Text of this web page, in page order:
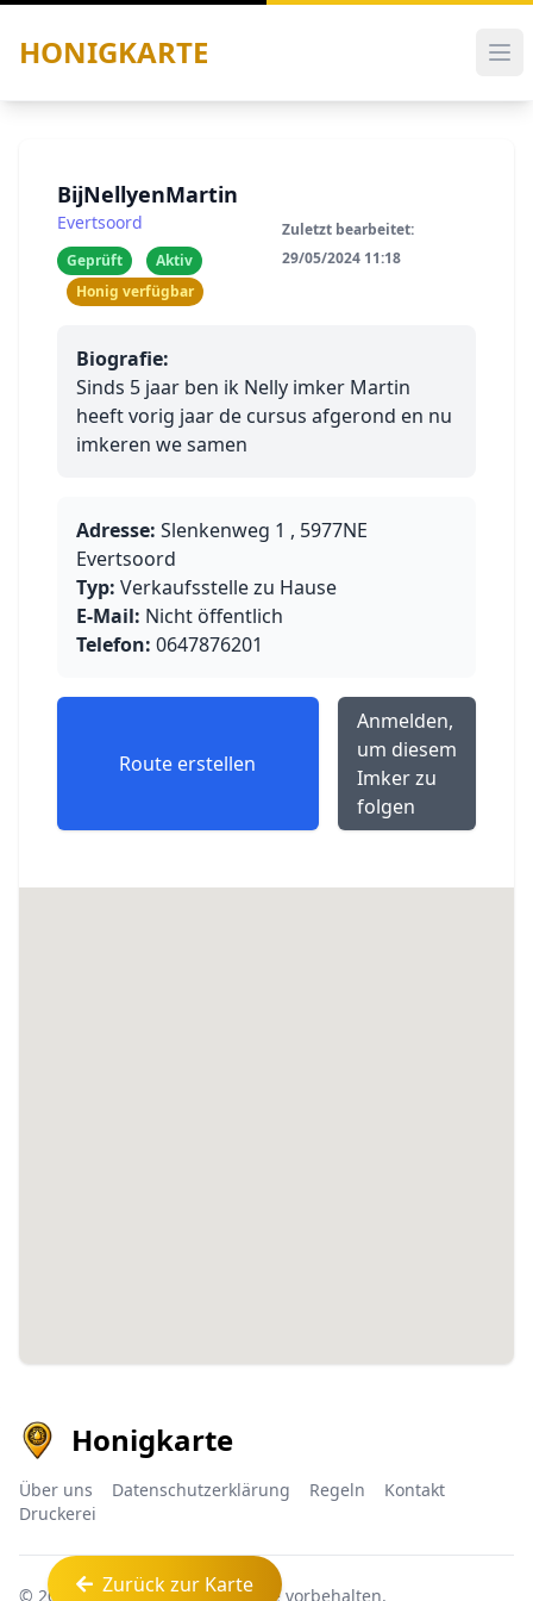
HONIGKARTE
BijNellyenMartin
Evertsoord
Geprüft
Aktiv
Honig verfügbar
Zuletzt bearbeitet:
29/05/2024 11:18
Biografie:
Sinds 5 jaar ben ik Nelly imker Martin
heeft vorig jaar de cursus afgerond en nu
imkeren we samen
Adresse: Slenkenweg 1 , 5977NE
Evertsoord
Typ: Verkaufsstelle zu Hause
E-Mail: Nicht öffentlich
Telefon: 0647876201
Route erstellen
Anmelden,
um diesem
Imker zu
folgen
Zurück zur Karte
Honigkarte
Über uns Datenschutzerklärung Regeln
Kontakt
Druckerei
© 2026Honigkarte™ Alle Rechte vorbehalten.